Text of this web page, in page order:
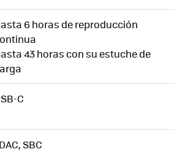
6 horas de reproducción
43 horas con su estuche de
C
SBC